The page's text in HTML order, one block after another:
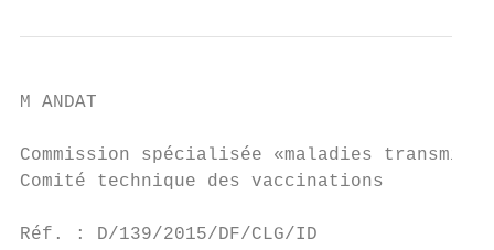
M ANDAT
Commission spécialisée «maladies
Comité technique des vaccinations
Réf. : D/139/2015/DF/CLG/ID